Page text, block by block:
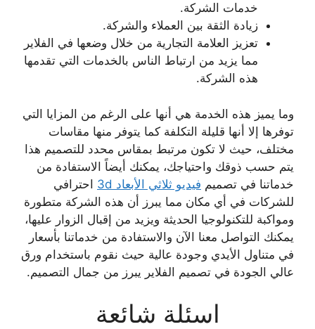
خدمات الشركة.
زيادة الثقة بين العملاء والشركة.
تعزيز العلامة التجارية من خلال وضعها في الفلاير
مما يزيد من ارتباط الناس بالخدمات التي تقدمها
هذه الشركة.
وما يميز هذه الخدمة هي أنها على الرغم من المزايا التي
توفرها إلا أنها قليلة التكلفة كما يتوفر منها مقاسات
مختلف، حيث لا تكون مرتبط بمقاس محدد للتصميم هذا
يتم حسب ذوقك واحتياجك، يمكنك أيضاً الاستفادة من
خدماتنا في تصميم فيديو ثلاثي الأبعاد 3d
احترافي
للشركات في أي مكان مما يبرز أن هذه الشركة متطورة
ومواكبة للتكنولوجيا الحديثة ويزيد من إقبال الزوار عليها،
يمكنك التواصل معنا الآن والاستفادة من خدماتنا بأسعار
في متناول الأيدي وجودة عالية حيث نقوم باستخدام ورق
عالي الجودة في تصميم الفلاير يبرز من جمال التصميم.
اسئلة شائعة